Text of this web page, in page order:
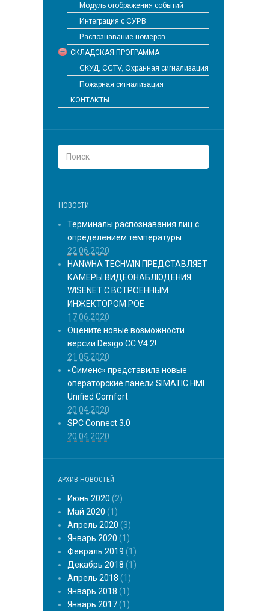
Модуль отображения событий
Интеграция с СУРВ
Распознавание номеров
СКЛАДСКАЯ ПРОГРАММА
СКУД, CCTV, Охранная сигнализация
Пожарная сигнализация
КОНТАКТЫ
НОВОСТИ
Терминалы распознавания лиц с
определением температуры
22.06.2020
HANWHA TECHWIN ПРЕДСТАВЛЯЕТ
КАМЕРЫ ВИДЕОНАБЛЮДЕНИЯ
WISENET С ВСТРОЕННЫМ
ИНЖЕКТОРОМ POE
17.06.2020
Оцените новые возможности
версии Desigo CC V4.2!
21.05.2020
«Сименс» представила новые
операторские панели SIMATIC HMI
Unified Comfort
20.04.2020
SPC Connect 3.0
20.04.2020
АРХИВ НОВОСТЕЙ
Июнь 2020 (2)
Май 2020 (1)
Апрель 2020 (3)
Январь 2020 (1)
Февраль 2019 (1)
Декабрь 2018 (1)
Апрель 2018 (1)
Январь 2018 (1)
Январь 2017(1)